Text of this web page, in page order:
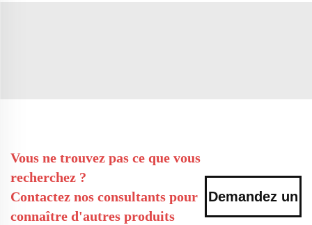
Vous ne trouvez pas ce que vous
recherchez ?
Contactez nos consultants pour
connaître d'autres produits
Demandez un